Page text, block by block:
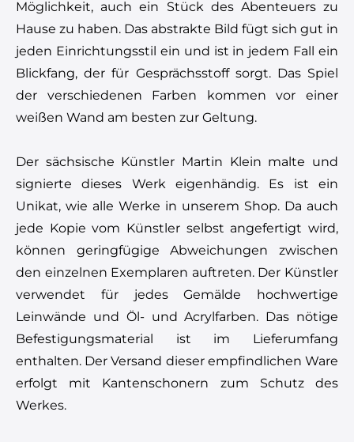
Möglichkeit, auch ein Stück des Abenteuers zu
Hause zu haben. Das abstrakte Bild fügt sich gut in
jeden Einrichtungsstil ein und ist in jedem Fall ein
Blickfang, der für Gesprächsstoff sorgt. Das Spiel
der verschiedenen Farben kommen vor einer
weißen Wand am besten zur Geltung.
Der sächsische Künstler Martin Klein malte und
signierte dieses Werk eigenhändig. Es ist ein
Unikat, wie alle Werke in unserem Shop. Da auch
jede Kopie vom Künstler selbst angefertigt wird,
können geringfügige Abweichungen zwischen
den einzelnen Exemplaren auftreten. Der Künstler
verwendet für jedes Gemälde hochwertige
Leinwände und Öl- und Acrylfarben. Das nötige
Befestigungsmaterial ist im Lieferumfang
enthalten. Der Versand dieser empfindlichen Ware
erfolgt mit Kantenschonern zum Schutz des
Werkes.